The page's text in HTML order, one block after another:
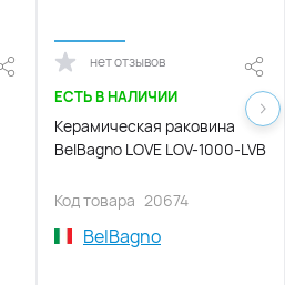
нет отзывов
ЕСТЬ В НАЛИЧИИ
Керамическая раковина
BelBagno LOVE LOV-1000-LVB
Код товара 20674
BelBagno